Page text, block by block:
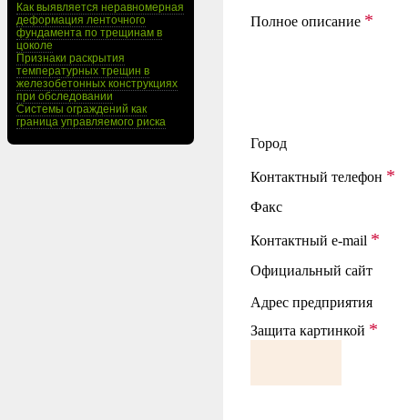
Как выявляется неравномерная
деформация ленточного
фундамента по трещинам в
цоколе
Признаки раскрытия
температурных трещин в
железобетонных конструкциях
при обследовании
Системы ограждений как
граница управляемого риска
Полное описание *
Город
Контактный телефон *
Факс
Контактный e-mail *
Официальный сайт
Адрес предприятия
Защита картинкой *